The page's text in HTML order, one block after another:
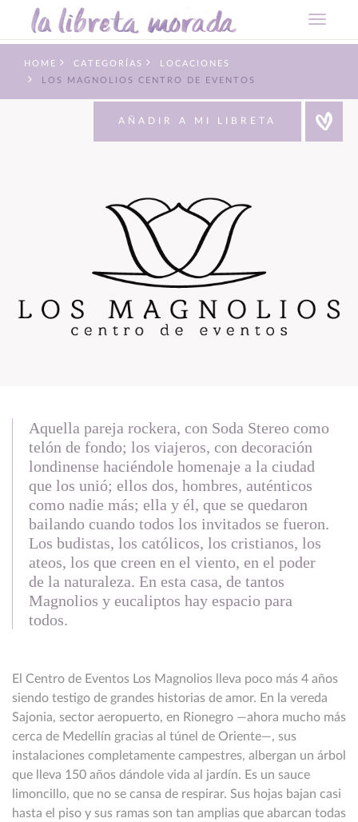
HOME CATEGORÍAS
LOCACIONES
LOS MAGNOLIOS CENTRO DE EVENTOS
AÑADIR A MI LIBRETA
Aquella pareja rockera, con Soda Stereo como
telón de fondo; los viajeros, con decoración
londinense haciéndole homenaje a la ciudad
que los unió; ellos dos, hombres, auténticos
como nadie más; ella y él, que se quedaron
bailando cuando todos los invitados se fueron.
Los budistas, los católicos, los cristianos, los
ateos, los que creen en el viento, en el poder
de la naturaleza. En esta casa, de tantos
Magnolios y eucaliptos hay espacio para
todos.
El Centro de Eventos Los Magnolios lleva poco más 4 años
siendo testigo de grandes historias de amor. En la vereda
Sajonia, sector aeropuerto, en Rionegro —ahora mucho más
cerca de Medellín gracias al túnel de Oriente—, sus
instalaciones completamente campestres, albergan un árbol
que lleva 150 años dándole vida al jardín. Es un sauce
limoncillo, que no se cansa de respirar. Sus hojas bajan casi
hasta el piso y sus ramas son tan amplias que abarcan todas